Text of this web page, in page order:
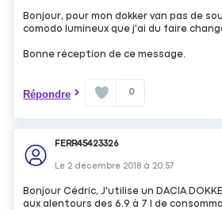
Bonjour, pour mon dokker van pas de
comodo lumineux que j'ai du faire
Bonne réception de ce message.
Répondre 0
FERR45423326
Le 2 décembre 2018 à 20:57
Bonjour Cédric, J'utilise un DACIA
aux alentours des 6.9 à 7 l de